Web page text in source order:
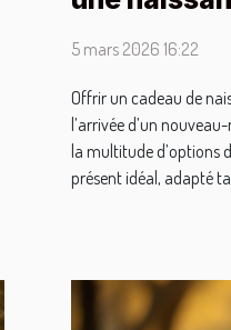
5 mars 2026 16:22
Offrir un cadeau de
l’arrivée d’un
la multitude d’options
présent idéal, adapté